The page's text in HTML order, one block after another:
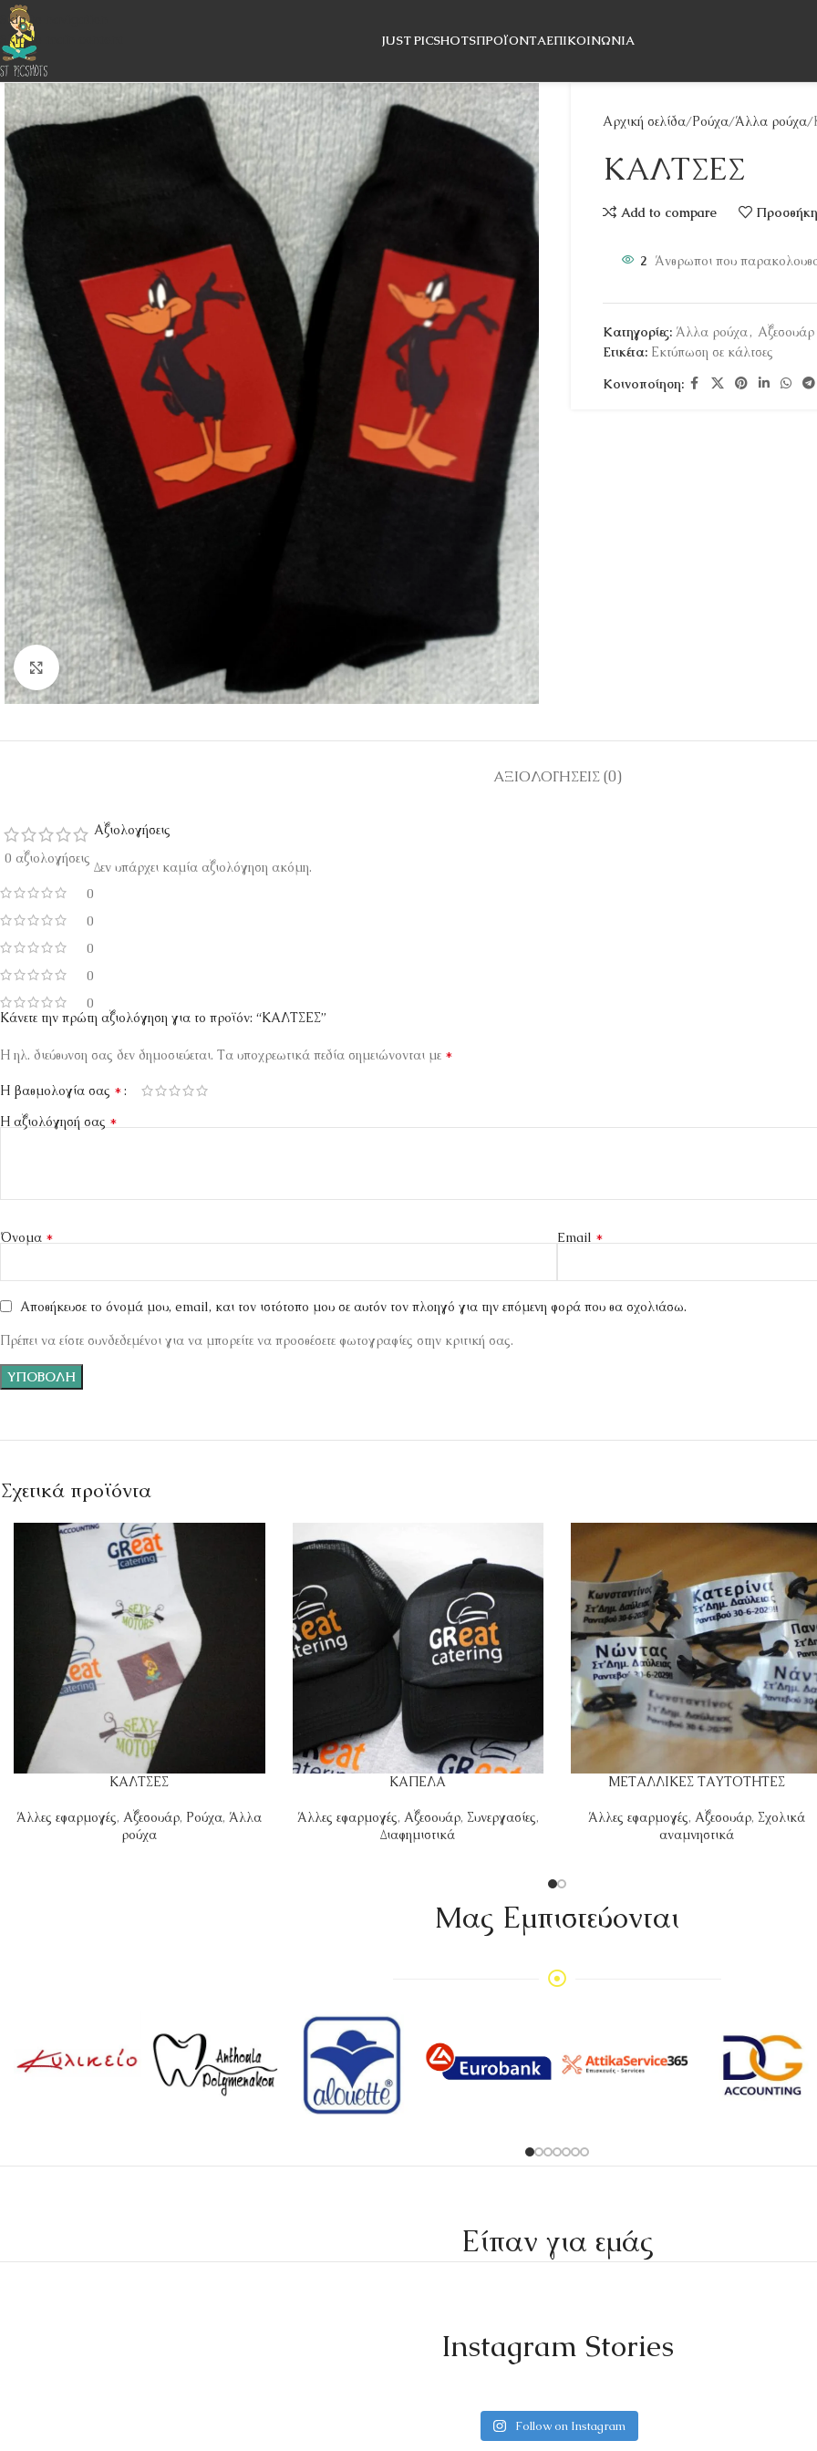
Skip to navigation
Skip to main content
JUST PICSHOTSΠΡΟΪΌΝΤΑΕΠΙΚΟΙΝΩΝΊΑ
Κάντε κλικ για μεγέθυνση
Αρχική σελίδα Ρούχα Άλλα ρούχα
ΚΑΛΤΣΕΣ
Add to compare Προσθήκη
2 Άνθρωποι που
Κατηγορίες: Άλλα ρούχα, Αξεσουάρ
Ετικέτα: Εκτύπωση σε κάλτσες
Κοινοποίηση:
ΑΞΙΟΛΟΓΉΣΕΙΣ (0)
0 αξιολογήσεις
0
0
0
0
0
Αξιολογήσεις
Δεν υπάρχει καμία αξιολόγηση ακόμη.
Κάνετε την πρώτη αξιολόγηση για το προϊόν: “ΚΑΛΤΣΕΣ”
Η ηλ. διεύθυνση σας δεν δημοσιεύεται. Τα υποχρεωτικά πεδία σημειώνονται με *
Η βαθμολογία σας *
Η αξιολόγησή σας *
Όνομα * Email *
Αποθήκευσε το όνομά μου, email, και τον ιστότοπο μου σε αυτόν τον πλοηγό για την επόμενη φορά που θα σχολιάσω.
Πρέπει να είστε συνδεδεμένοι για να μπορείτε να προσθέσετε φωτογραφίες στην κριτική σας.
Σχετικά προϊόντα
ΚΑΛΤΣΕΣ
Άλλες εφαρμογές,Αξεσουάρ, Ρούχα,Άλλα
ρούχα
ΚΑΠΕΛΑ
Άλλες εφαρμογές, Αξεσουάρ, Συνεργασίες,
Διαφημιστικά
ΜΕΤΑΛΛΙΚΕΣ ΤΑΥΤΟΤΗΤΕΣ
Άλλες εφαρμογές, Αξεσουάρ, Σχολικά
αναμνηστικά
Mας Εμπιστεύονται
Είπαν για εμάς
Instagram Stories
Follow on Instagram